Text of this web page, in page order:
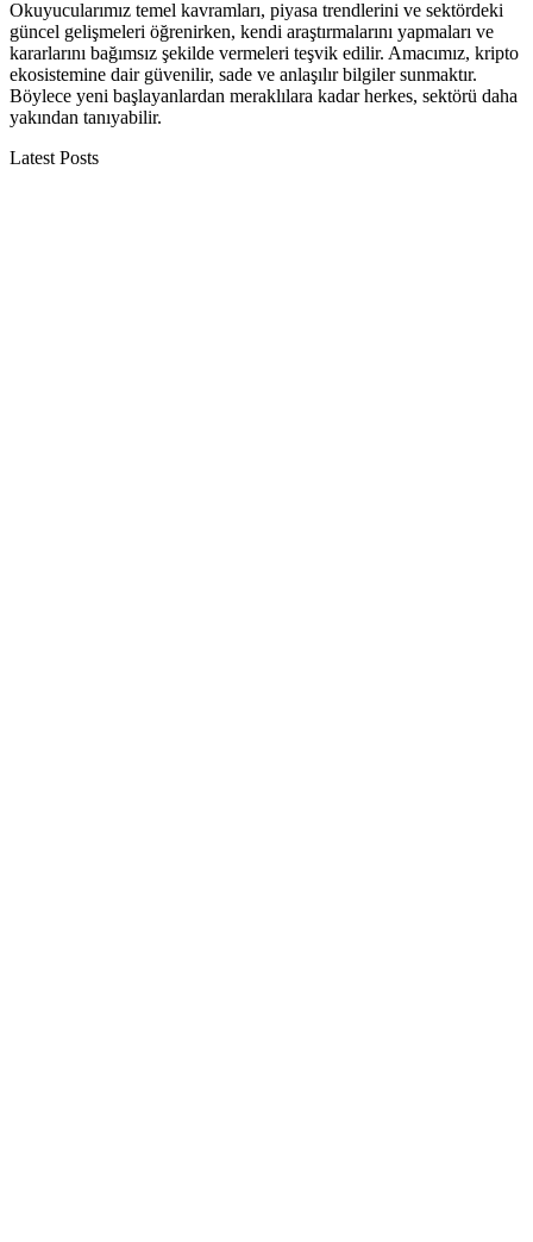
Okuyucularımız temel kavramları, piyasa trendlerini ve sektördeki
güncel gelişmeleri öğrenirken, kendi araştırmalarını yapmaları ve
kararlarını bağımsız şekilde vermeleri teşvik edilir. Amacımız, kripto
ekosistemine dair güvenilir, sade ve anlaşılır bilgiler sunmaktır.
Böylece yeni başlayanlardan meraklılara kadar herkes, sektörü daha
yakından tanıyabilir.
Latest Posts